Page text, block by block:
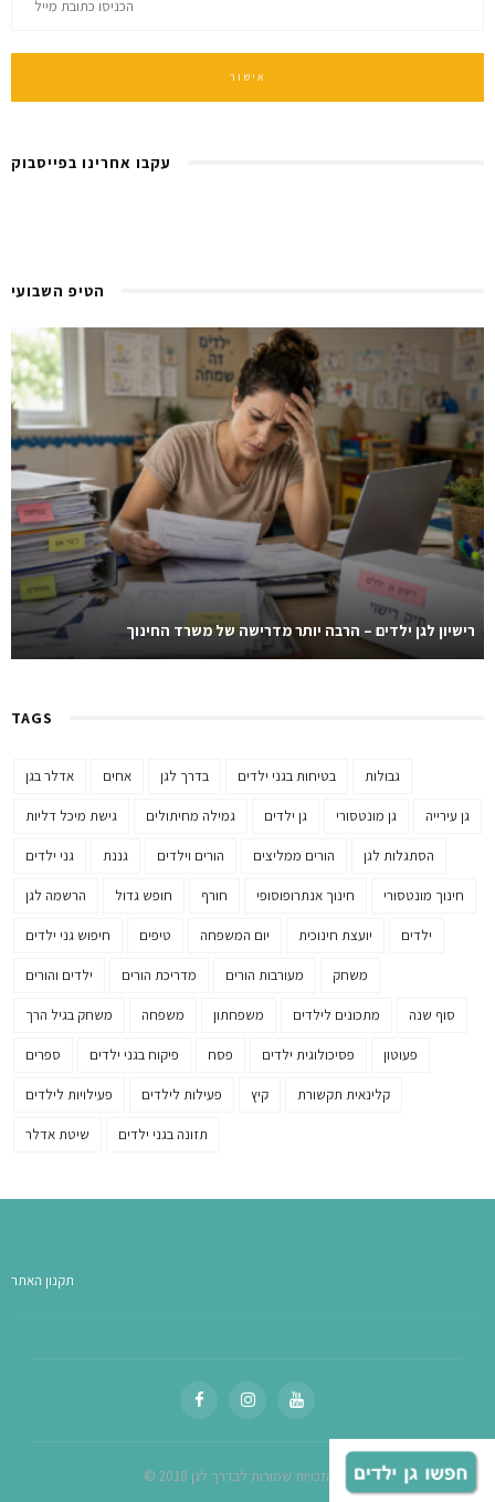
עקבו אחרינו בפייסבוק
הטיפ השבועי
רישיון לגן ילדים – הרבה יותר מדרישה של משרד החינוך
TAGS
אדלר בגן אחים בדרך לגן בטיחות בגני ילדים גבולות
גישת מיכל דליות גמילה מחיתולים גן ילדים גן מונטסורי גן עירייה
גני ילדים גננת הורים וילדים הורים ממליצים הסתגלות לגן
הרשמה לגן חופש גדול חורף חינוך אנתרופוסופי חינוך מונטסורי
חיפוש גני ילדים טיפים יום המשפחה יועצת חינוכית ילדים
ילדים והורים מדריכת הורים מעורבות הורים משחק
משחק בגיל הרך משפחה משפחתון מתכונים לילדים סוף שנה
ספרים פיקוח בגני ילדים פסח פסיכולוגית ילדים פעוטון
פעילויות לילדים פעילות לילדים קיץ קלינאית תקשורת
שיטת אדלר תזונה בגני ילדים
תקנון האתר
© כל הזכויות שמורות לבדרך לגן 2018